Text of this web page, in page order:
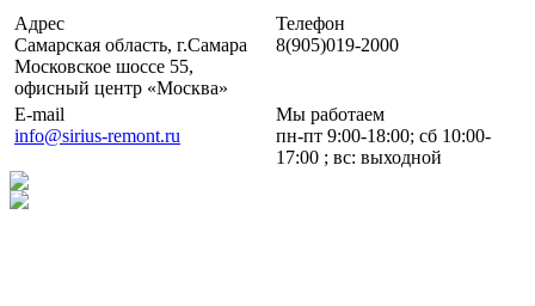
Адрес
Самарская область, г.Самара
Московское шоссе 55,
офисный центр «Москва»
Телефон
8(905)019-2000
E-mail
info@sirius-remont.ru
Мы работаем
пн-пт 9:00-18:00; сб 10:00-
17:00 ; вс: выходной